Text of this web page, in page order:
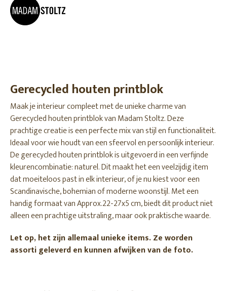
Gerecycled houten printblok
Maak je interieur compleet met de unieke charme van
Gerecycled houten printblok van Madam Stoltz. Deze
prachtige creatie is een perfecte mix van stijl en functionaliteit.
Ideaal voor wie houdt van een sfeervol en persoonlijk interieur.
De gerecycled houten printblok is uitgevoerd in een verfijnde
kleurencombinatie: naturel. Dit maakt het een veelzijdig item
dat moeiteloos past in elk interieur, of je nu kiest voor een
Scandinavische, bohemian of moderne woonstijl. Met een
handig formaat van Approx.22-27x5 cm, biedt dit product niet
alleen een prachtige uitstraling, maar ook praktische waarde.
Let op, het zijn allemaal unieke items. Ze worden
assorti geleverd en kunnen afwijken van de foto.